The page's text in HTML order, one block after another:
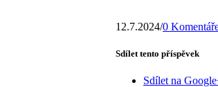
12.7.2024/0
Sdílet tento příspěvek
Sdílet na